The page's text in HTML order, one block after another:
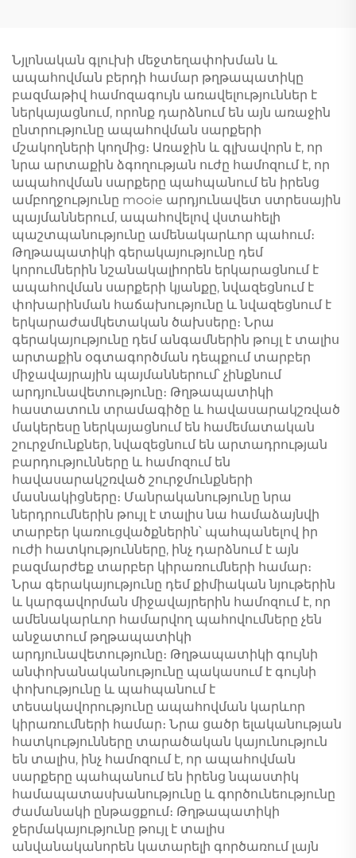
Նյլոնական գլուխի մեջտեղափոխման և
ապահովման բերդի համար թղթապատիկը
բազմաթիվ համոզագույն առավելություններ է
ներկայացնում, որոնք դարձնում են այն առաջին
ընտրությունը ապահովման սարքերի
մշակողների կողմից։ Առաջին և գլխավորն է, որ
նրա արտաքին ձգողության ուժը համոզում է, որ
ապահովման սարքերը պահպանում են իրենց
ամբողջությունը mooie արդյունավետ ստրեսային
պայմաններում, ապահովելով վստահելի
պաշտպանությունը ամենակարևոր պահում։
Թղթապատիկի գերակայությունը դեմ
կորումներին նշանակալիորեն երկարացնում է
ապահովման սարքերի կյանքը, նվազեցնում է
փոխարինման հաճախությունը և նվազեցնում է
երկարաժամկետական ծախսերը։ Նրա
գերակայությունը դեմ անգամներին թույլ է տալիս
արտաքին օգտագործման դեպքում տարբեր
միջավայրային պայմաններում՝ չինքնում
արդյունավետությունը։ Թղթապատիկի
հաստատուն տրամագիծը և հավասարակշռված
մակերեսը ներկայացնում են համեմատական
շուրջմունքներ, նվազեցնում են արտադրության
բարդությունները և համոզում են
հավասարակշռված շուրջմունքների
մասնակիցները։ Մանրականությունը նրա
ներդրումներին թույլ է տալիս նա համաձայնվի
տարբեր կառուցվածքներին՝ պահպանելով իր
ուժի հատկությունները, ինչ դարձնում է այն
բազմարժեք տարբեր կիրառումների համար։
Նրա գերակայությունը դեմ քիմիական նյութերին
և կարգավորման միջավայրերին համոզում է, որ
ամենակարևոր համարվող պահովումները չեն
անջատում թղթապատիկի
արդյունավետությունը։ Թղթապատիկի գույնի
անփոխանականությունը պակասում է գույնի
փոխությունը և պահպանում է
տեսակավորությունը ապահովման կարևոր
կիրառումների համար։ Նրա ցածր ելականության
հատկությունները տարածական կայունություն
են տալիս, ինչ համոզում է, որ ապահովման
սարքերը պահպանում են իրենց նպաստիկ
համապատասխանությունը և գործունեությունը
ժամանակի ընթացքում։ Թղթապատիկի
ջերմակայությունը թույլ է տալիս
անվանականորեն կատարելի գործառում լայն